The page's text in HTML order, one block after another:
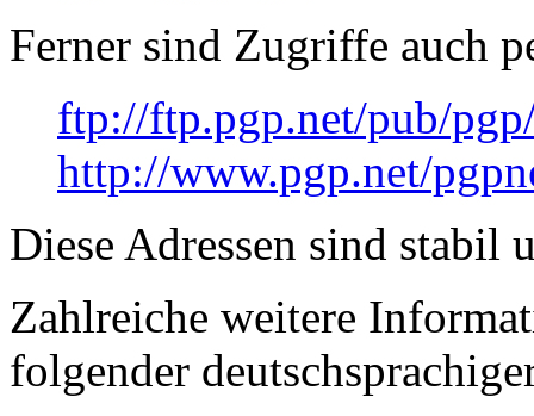
Ferner sind Zugriffe auch
ftp://ftp.pgp.net/pub/
http://www.pgp.net/
Diese Adressen sind stabil
Zahlreiche weitere
folgender